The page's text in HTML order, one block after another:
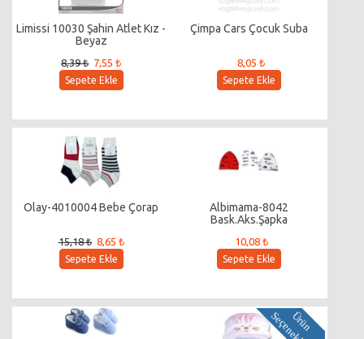
Limissi 10030 Şahin Atlet Kız -
Beyaz
8,39 ₺ 7,55 ₺
Sepete Ekle
Çimpa Cars Çocuk Suba
8,05 ₺
Sepete Ekle
Olay-4010004 Bebe Çorap
15,18 ₺ 8,65 ₺
Sepete Ekle
Albimama-8042
Bask.Aks.Şapka
10,08 ₺
Sepete Ekle
Ü
r
ü
n
S
e
ç
e
n
e
k
l
e
r